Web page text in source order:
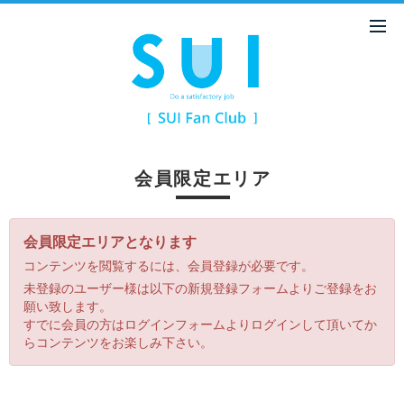
会員限定エリア
会員限定エリアとなります
コンテンツを閲覧するには、会員登録が必要です。
未登録のユーザー様は以下の新規登録フォームよりご登録をお
願い致します。
すでに会員の方はログインフォームよりログインして頂いてか
らコンテンツをお楽しみ下さい。